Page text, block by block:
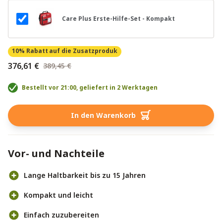
Care Plus Erste-Hilfe-Set - Kompakt
10% Rabatt auf die Zusatzproduk
376,61 € 389,45 €
Bestellt vor 21:00, geliefert in 2 Werktagen
In den Warenkorb
Vor- und Nachteile
Lange Haltbarkeit bis zu 15 Jahren
Kompakt und leicht
Einfach zuzubereiten